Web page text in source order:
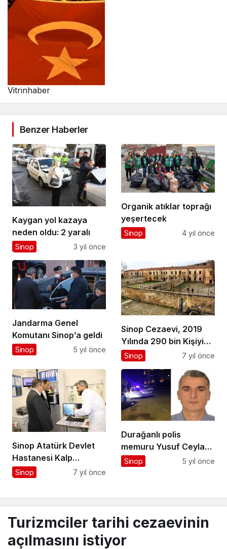
Vitrinhaber
Benzer Haberler
Kaygan yol kazaya
neden oldu: 2 yaralı
Sinop 3 yıl önce
Organik atıklar toprağı
yeşertecek
Sinop 4 yıl önce
Jandarma Genel
Komutanı Sinop’a geldi
Sinop 5 yıl önce
Sinop Cezaevi, 2019
Yılında 290 bin Kişiyi
Ağırladı
Sinop 7 yıl önce
Sinop Atatürk Devlet
Hastanesi Kalp
Merkezine Ziyaret
Sinop 7 yıl önce
Durağanlı polis
memuru Yusuf Ceylah
şehit oldu
Sinop 5 yıl önce
Turizmciler tarihi cezaevinin
açılmasını istiyor